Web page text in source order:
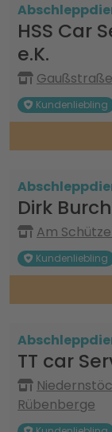
HSS Car
e.K.
Kundenliebling
Dirk
Am
Kundenliebling
TT car
Rübenberge